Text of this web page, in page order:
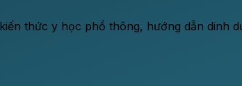
thức y học phổ thông, hướng dẫn dinh